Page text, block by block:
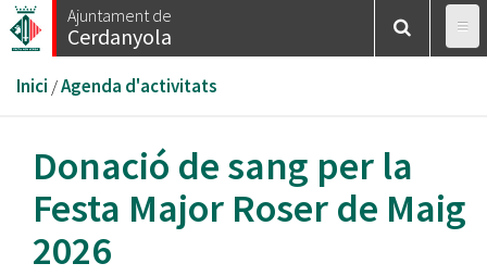
Vés
al
Ajuntament de
Cerdanyola
Esteu
aquí
Inici /Agenda d'activitats
Donació de sang per la
Festa Major Roser de Maig
2026